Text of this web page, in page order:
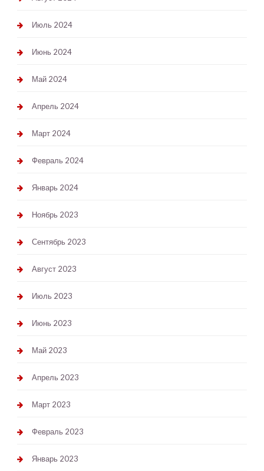
Июль 2024
Июнь 2024
Май 2024
Апрель 2024
Март 2024
Февраль 2024
Январь 2024
Ноябрь 2023
Сентябрь 2023
Август 2023
Июль 2023
Июнь 2023
Май 2023
Апрель 2023
Март 2023
Февраль 2023
Январь 2023